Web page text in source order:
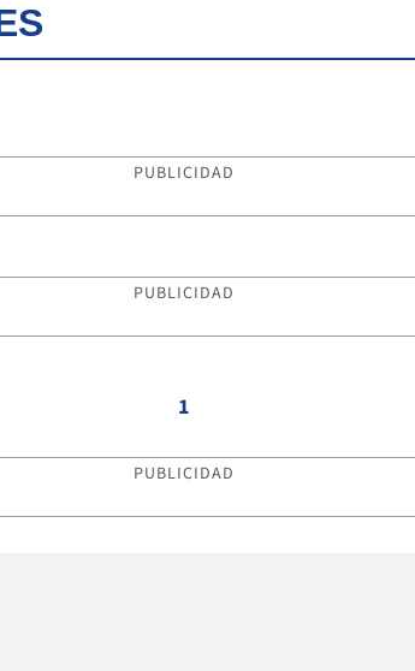
PUBLICIDAD
PUBLICIDAD
1
PUBLICIDAD